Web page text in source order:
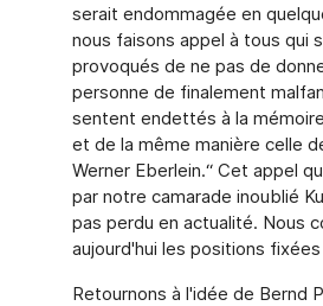
serait endommagée en
nous faisons appel à tous qui
provoqués de ne pas de
personne de finalement
sentent endettés à la
et de la même manière celle
Werner Eberlein.“ Cet appel
par notre camarade inoublié
pas perdu en actualité. Nous
aujourd'hui les positions
Retournons à l'idée de Bernd